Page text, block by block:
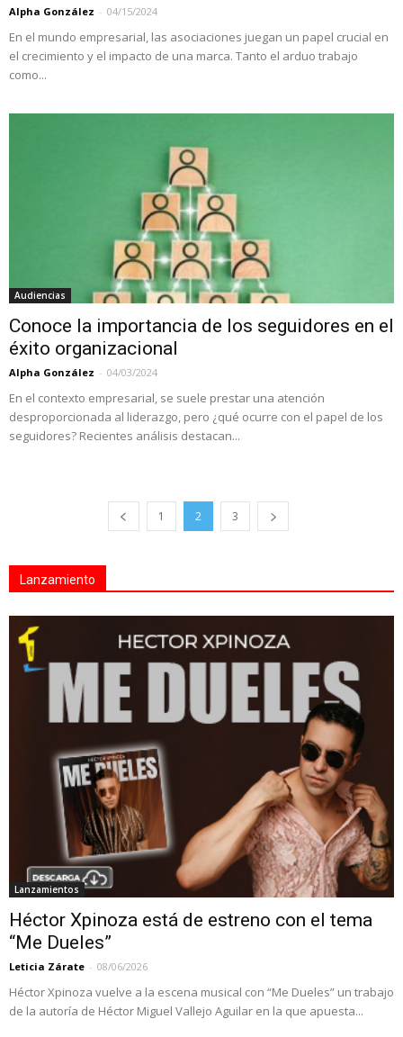
Alpha González - 04/15/2024
En el mundo empresarial, las asociaciones juegan un papel crucial en
el crecimiento y el impacto de una marca. Tanto el arduo trabajo
como...
Audiencias
Conoce la importancia de los seguidores en el
éxito organizacional
Alpha González - 04/03/2024
En el contexto empresarial, se suele prestar una atención
desproporcionada al liderazgo, pero ¿qué ocurre con el papel de los
seguidores? Recientes análisis destacan...
1 2 3
Lanzamiento
Lanzamientos
Héctor Xpinoza está de estreno con el tema
“Me Dueles”
Leticia Zárate - 08/06/2026
Héctor Xpinoza vuelve a la escena musical con “Me Dueles” un trabajo
de la autoría de Héctor Miguel Vallejo Aguilar en la que apuesta...